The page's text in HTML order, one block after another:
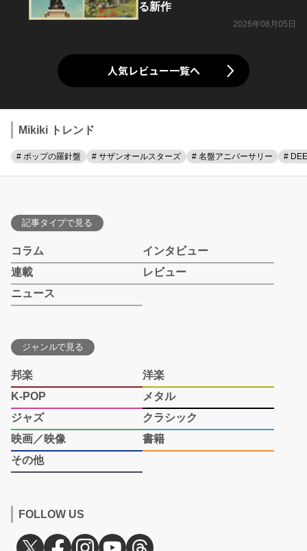
る新作
2026年08月05日
人気レビュー一覧へ
Mikiki トレンド
# ポップの羅針盤 # サザンオールスターズ # 名盤アニバーサリー #
記事タイプで見る
コラム
インタビュー
連載
レビュー
ニュース
ジャンルで見る
邦楽
洋楽
K-POP
メタル
ジャズ
クラシック
映画／映像
書籍
その他
FOLLOW US